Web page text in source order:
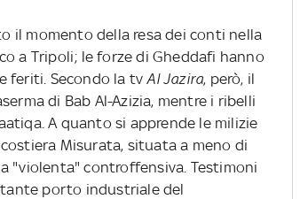
il momento della resa dei conti nella
a Tripoli; le forze di Gheddafi hanno
feriti. Secondo la tvAl Jazira, però, il
di Bab Al-Azizia, mentre i ribelli
A quanto si apprende le milizie
Misurata, situata a meno di
"violenta" controffensiva. Testimoni
porto industriale del